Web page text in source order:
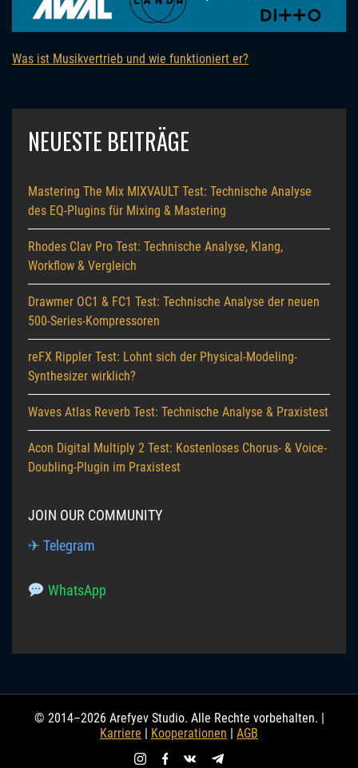
Was ist Musikvertrieb und wie funktioniert er?
NEUESTE BEITRÄGE
Mastering The Mix MIXVAULT Test: Technische Analyse
des EQ-Plugins für Mixing & Mastering
Rhodes Clav Pro Test: Technische Analyse, Klang,
Workflow & Vergleich
Drawmer OC1 & FC1 Test: Technische Analyse der neuen
500-Series-Kompressoren
reFX Rippler Test: Lohnt sich der Physical-Modeling-
Synthesizer wirklich?
Waves Atlas Reverb Test: Technische Analyse & Praxistest
Acon Digital Multiply 2 Test: Kostenloses Chorus- & Voice-
Doubling-Plugin im Praxistest
JOIN OUR COMMUNITY
✈ Telegram
WhatsApp
© 2014–2026 Arefyev Studio. Alle Rechte vorbehalten. |
Karriere
Kooperationen AGB